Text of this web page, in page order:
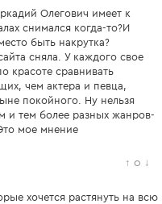
Олегович имеет к
снимался когда-то?И
быть накрутка?
сняла. У каждого свое
красоте сравнивать
чем актера и певца,
покойного. Ну нельзя
и тем более разных жанров-
мое мнение
↑ 0 ↓
хочется растянуть на всю